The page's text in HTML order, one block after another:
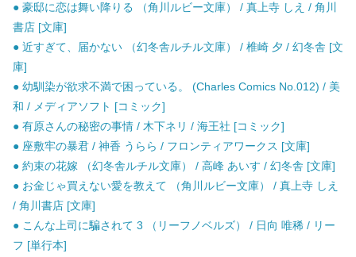
● 豪邸に恋は舞い降りる （角川ルビー文庫） / 真上寺 しえ / 角川
書店 [文庫]
● 近すぎて、届かない （幻冬舎ルチル文庫） / 椎崎 夕 / 幻冬舎 [文
庫]
● 幼馴染が欲求不満で困っている。 (Charles Comics No.012) / 美
和 / メディアソフト [コミック]
● 有原さんの秘密の事情 / 木下ネリ / 海王社 [コミック]
● 座敷牢の暴君 / 神香 うらら / フロンティアワークス [文庫]
● 約束の花嫁 （幻冬舎ルチル文庫） / 高峰 あいす / 幻冬舎 [文庫]
● お金じゃ買えない愛を教えて （角川ルビー文庫） / 真上寺 しえ
/ 角川書店 [文庫]
● こんな上司に騙されて 3 （リーフノベルズ） / 日向 唯稀 / リー
フ [単行本]